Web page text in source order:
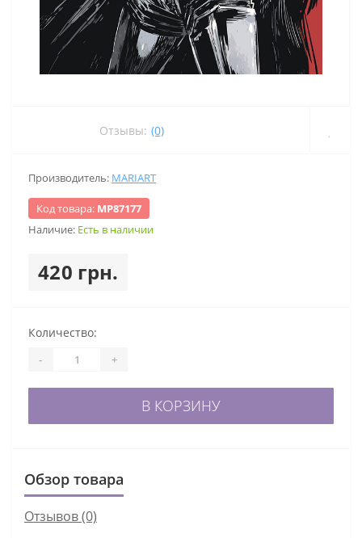
Отзывы: (0)
Производитель: MARIART
Код товара: МР87177
Наличие: Есть в наличии
420 грн.
Количество:
- +
В КОРЗИНУ
Обзор товара
Отзывов (0)